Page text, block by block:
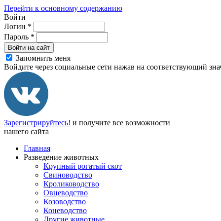
Перейти к основному содержанию
Войти
Логин *
Пароль *
Войти на сайт
Запомнить меня
Войдите через социальные сети нажав на соответствующий
Зарегистрируйтесь! и получите все возможности
нашего сайта
Главная
Разведение животных
Крупный рогатый скот
Свиноводство
Кролиководство
Овцеводство
Козоводство
Коневодство
Другие животные